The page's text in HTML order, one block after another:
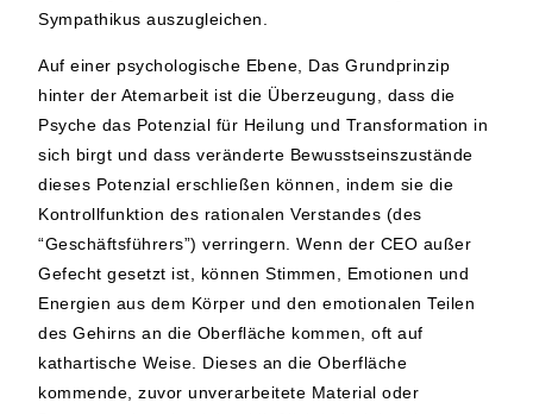
Sympathikus auszugleichen.
Auf einer psychologische Ebene , Das Grundprinzip
hinter der Atemarbeit ist die Überzeugung, dass die
Psyche das Potenzial für Heilung und Transformation in
sich birgt und dass veränderte Bewusstseinszustände
dieses Potenzial erschließen können, indem sie die
Kontrollfunktion des rationalen Verstandes (des
“Geschäftsführers”) verringern. Wenn der CEO außer
Gefecht gesetzt ist, können Stimmen, Emotionen und
Energien aus dem Körper und den emotionalen Teilen
des Gehirns an die Oberfläche kommen, oft auf
kathartische Weise. Dieses an die Oberfläche
kommende, zuvor unverarbeitete Material oder